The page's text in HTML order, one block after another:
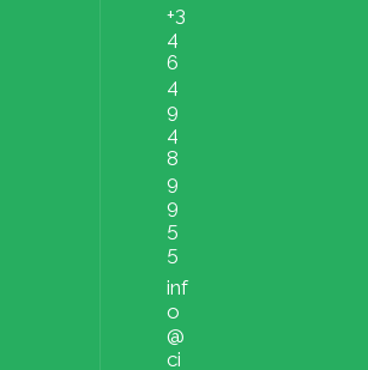
+3
4
6
4
9
4
8
9
9
5
5
inf
o
@
ci